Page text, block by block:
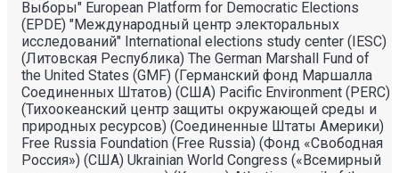
Выборы" European Platform for Democratic Elections
(EPDE) "Международный центр электоральных
исследований" International elections study center (IESC)
(Литовская Республика) The German Marshall Fund of
the United States (GMF) (Германский фонд Маршалла
Соединенных Штатов) (США) Pacific Environment (PERC)
(Тихоокеанский центр защиты окружающей среды и
природных ресурсов) (Соединенные Штаты Америки)
Free Russia Foundation (Free Russia) (Фонд «Свободная
Россия») (США) Ukrainian World Congress («Всемирный